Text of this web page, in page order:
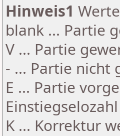
Hinweis1
blank ... Partie
V ... Partie
- ... Partie nicht
E ... Partie
K ... Korrektur